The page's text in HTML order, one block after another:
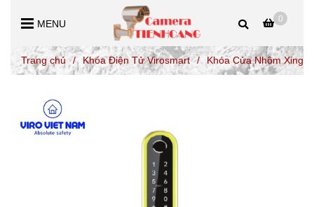
0
MENU
Trang chủ / Khóa Điện Tử Virosmart / Khóa Cửa Nhôm